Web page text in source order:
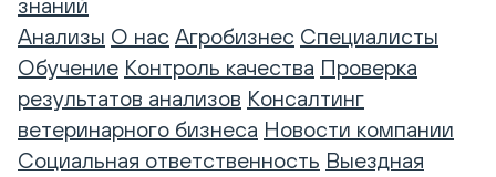
Анализы О нас Агробизнес Специалисты
Обучение Контроль качества Проверка
результатов анализов Консалтинг
ветеринарного бизнеса Новости компании
Социальная ответственность Выездная